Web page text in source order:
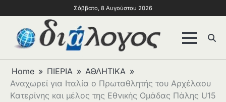
Σάββατο, 8 Αυγούστου 2026
Home ΠΙΕΡΙΑ
ΑΘΛΗΤΙΚΑ
Αναχωρεί για Ιταλία ο Πρωταθλητής του Αρχέλαου
Κατερίνης και μέλος της Εθνικής Ομάδας Πάλης U15